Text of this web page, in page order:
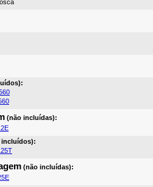
(não incluídas):
incluídos):
(não incluídas):